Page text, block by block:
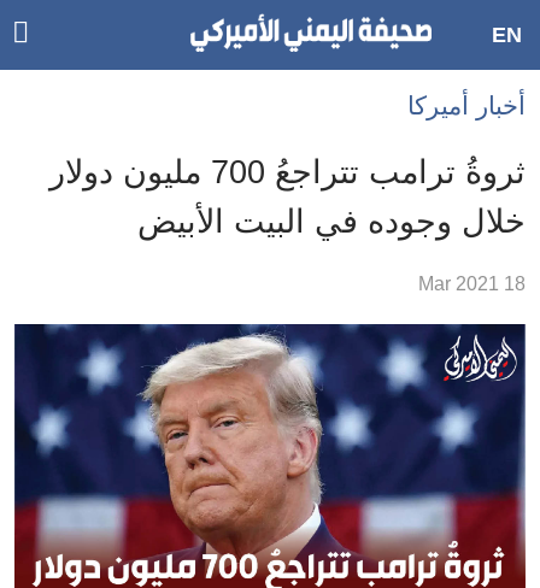
Accessibility
links
الرئيسي
الأقسام
Skip
Search
EN
أخبار أميركا
ثروةُ ترامب تتراجعُ 700 مليون دولار
خلال وجوده في البيت الأبيض
18 Mar 2021